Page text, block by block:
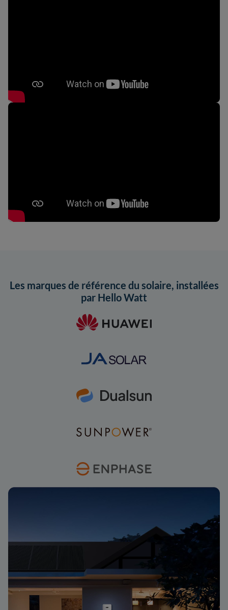
Les marques de référence du solaire, installées
par Hello Watt